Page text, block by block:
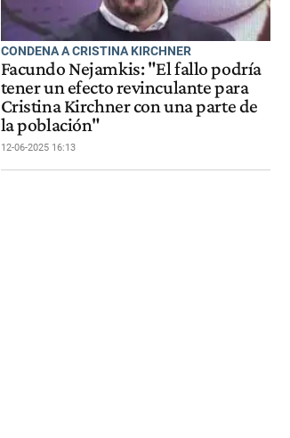
CONDENA A CRISTINA KIRCHNER
Facundo Nejamkis: "El fallo podría
tener un efecto revinculante para
Cristina Kirchner con una parte de
la población"
12-06-2025 16:13